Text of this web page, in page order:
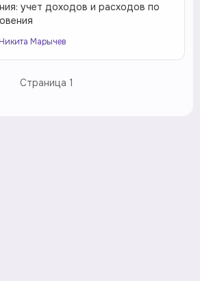
учет доходов и расходов по
Никита Марычев
Страница 1